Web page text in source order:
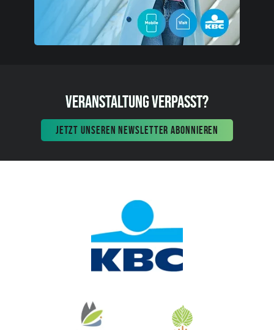
VERANSTALTUNG VERPASST?
JETZT UNSEREN NEWSLETTER ABONNIEREN